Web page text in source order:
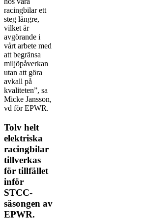
racingbilar ett
steg längre,
vilket är
avgörande i
vårt arbete med
att begränsa
miljöpåverkan
utan att göra
avkall på
kvaliteten”, sa
Micke Jansson,
vd för EPWR.
Tolv helt
elektriska
racingbilar
tillverkas
för tillfället
inför
STCC-
säsongen av
EPWR.